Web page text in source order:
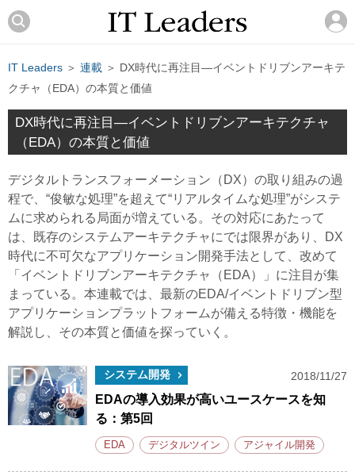
IT Leaders ＞ 連載 ＞ DX時代に再注目―イベントドリブンアーキテ
クチャ（EDA）の本質と価値
DX時代に再注目―イベントドリブンアーキテクチャ
（EDA）の本質と価値
デジタルトランスフォーメーション（DX）の取り組みの過
程で、“俊敏な処理”を超えて“リアルタイムな処理”がシステ
ムに求められる局面が増えている。その対応にあたって
は、既存のシステムアーキテクチャにでは限界があり、DX
時代に不可欠なアプリケーション開発手法として、改めて
「イベントドリブンアーキテクチャ（EDA）」に注目が集
まっている。本連載では、最新のEDA/イベントドリブン型
アプリケーションプラットフォームが備える特徴・機能を
解説し、その本質と価値を探っていく。
システム開発 2018/11/27
EDAの導入効果が高いユースケースを知
る：第5回
EDA デジタルツイン アジャイル開発